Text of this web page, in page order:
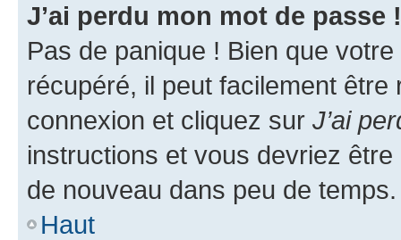
J’ai perdu mon mot de passe !
Pas de panique ! Bien que
récupéré, il peut facilement
connexion et cliquez sur J’ai
instructions et vous devriez
de nouveau dans peu de temps.
Haut